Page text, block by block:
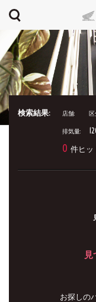
検索結果: 店舗: 区
排気量:
0 件ヒッ
見
お探しの